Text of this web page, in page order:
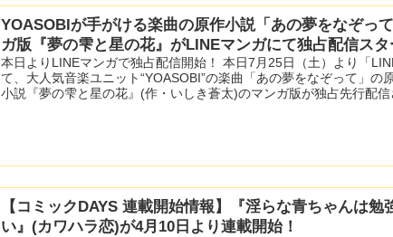
YOASOBIが手がける楽曲の原作小説「あの夢をなぞっ
ガ版『夢の雫と星の花』がLINEマンガにて独占配信スタ
本日よりLINEマンガで独占配信開始！ 本日7月25日（土）より「
て、大人気音楽ユニット“YOASOBI”の楽曲「あの夢をなぞって」の
小説『夢の雫と星の花』(作・いしき蒼太)のマンガ版が独占先行配信
【コミックDAYS 連載開始情報】『淫らな青ちゃんは勉
い』(カワハラ恋)が4月10日より連載開始！